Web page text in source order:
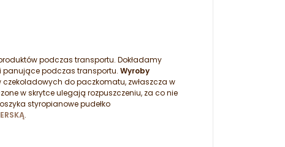
podczas transportu. Dokładamy
panujące podczas transportu. Wyroby
do paczkomatu, zwłaszcza w
w skrytce ulegają rozpuszczeniu, za co nie
styropianowe pudełko
.